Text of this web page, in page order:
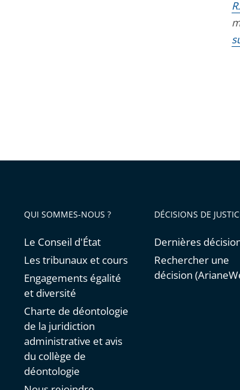
QUI SOMMES-NOUS ?
Le Conseil d'État
Les tribunaux et cours
Engagements égalité
et diversité
Charte de déontologie
de la juridiction
administrative et avis
du collège de
déontologie
DÉCISIONS DE
Dernières
Rechercher une
décision